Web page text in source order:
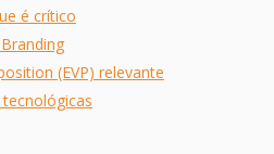
é crítico
(EVP) relevante